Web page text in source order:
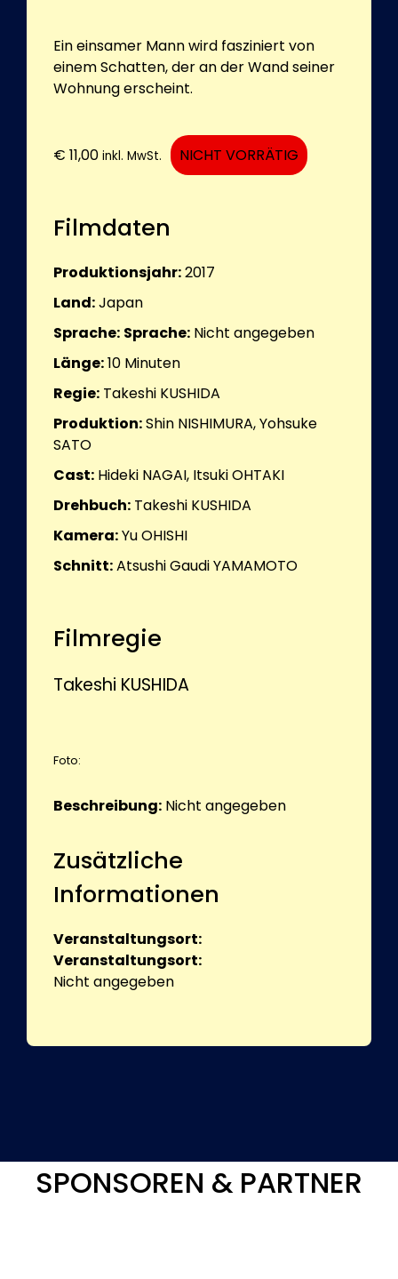
Ein einsamer Mann wird fasziniert von
einem Schatten, der an der Wand seiner
Wohnung erscheint.
€ 11,00 inkl. MwSt. NICHT VORRÄTIG
Filmdaten
Produktionsjahr:2017
Land:Japan
Sprache: Sprache: Nicht angegeben
Länge:10 Minuten
Regie: Takeshi KUSHIDA
Produktion:Shin NISHIMURA, Yohsuke
SATO
Cast: Hideki NAGAI, Itsuki OHTAKI
Drehbuch: Takeshi KUSHIDA
Kamera:Yu OHISHI
Schnitt:Atsushi Gaudi YAMAMOTO
Filmregie
Takeshi KUSHIDA
Foto:
Beschreibung: Nicht angegeben
Zusätzliche
Informationen
Veranstaltungsort:
Veranstaltungsort:
Nicht angegeben
SPONSOREN & PARTNER